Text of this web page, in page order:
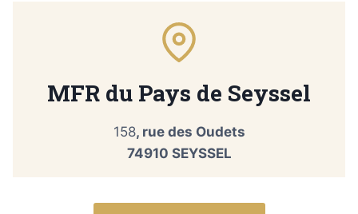
MFR du Pays de Seyssel
158, rue des Oudets
74910 SEYSSEL